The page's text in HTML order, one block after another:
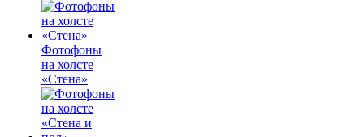
Фотофоны
на холсте
«Стена»